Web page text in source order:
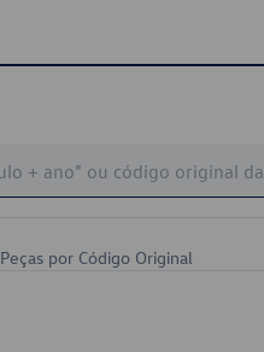
Peças por Código Original